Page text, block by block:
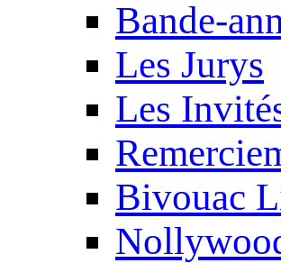
Bande-
Les Jurys
Les
Bivouac